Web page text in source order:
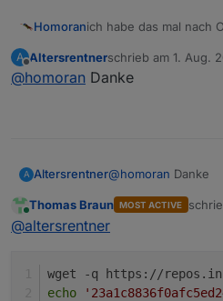
Homoranich habe das mal nach
sonder
ioBroker gefüttert
@altersrentner sagte in
Eigentlich sollte es
A
Offline
Altersrentnerschrieb am 1. Aug.
zuletzt editiert von
@homoran Danke
A Altersrentner@homoran Danke
Online
Thomas Braun MOST ACTIVE
@altersrentner
wget -q https://
echo